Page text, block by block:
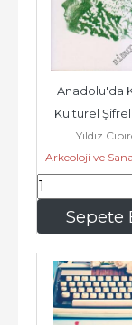
Sepete
Anadolu'da
Kültürel
2011
Yıldız
Arkeoloji ve
304